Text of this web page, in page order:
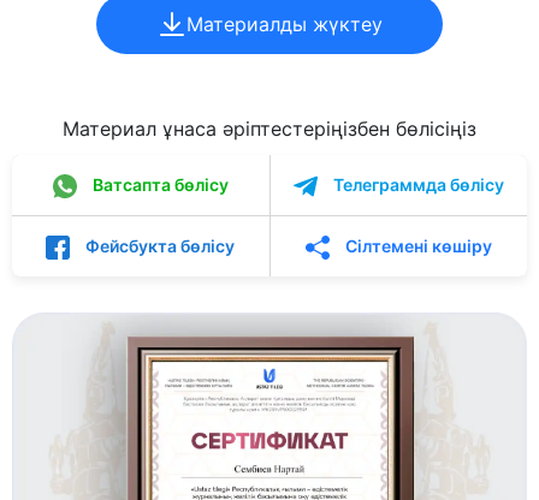
Материалды жүктеу
Материал ұнаса әріптестеріңізбен бөлісіңіз
Ватсапта бөлісу Телеграммда бөлісу
Фейсбукта бөлісу Сілтемені көшіру